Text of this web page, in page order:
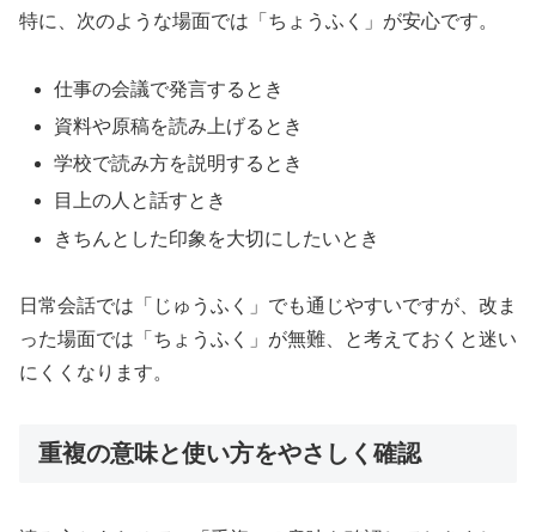
特に、次のような場面では「ちょうふく」が安心です。
仕事の会議で発言するとき
資料や原稿を読み上げるとき
学校で読み方を説明するとき
目上の人と話すとき
きちんとした印象を大切にしたいとき
日常会話では「じゅうふく」でも通じやすいですが、改ま
った場面では「ちょうふく」が無難、と考えておくと迷い
にくくなります。
重複の意味と使い方をやさしく確認